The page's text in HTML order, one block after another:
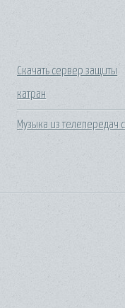
Скачать сервер защиты
катран
Музыка из телепередач